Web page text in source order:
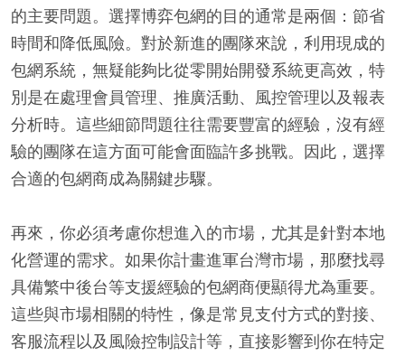
的主要問題。選擇博弈包網的目的通常是兩個：節省
時間和降低風險。對於新進的團隊來說，利用現成的
包網系統，無疑能夠比從零開始開發系統更高效，特
別是在處理會員管理、推廣活動、風控管理以及報表
分析時。這些細節問題往往需要豐富的經驗，沒有經
驗的團隊在這方面可能會面臨許多挑戰。因此，選擇
合適的包網商成為關鍵步驟。
再來，你必須考慮你想進入的市場，尤其是針對本地
化營運的需求。如果你計畫進軍台灣市場，那麼找尋
具備繁中後台等支援經驗的包網商便顯得尤為重要。
這些與市場相關的特性，像是常見支付方式的對接、
客服流程以及風險控制設計等，直接影響到你在特定